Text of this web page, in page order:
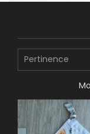
Pertinence